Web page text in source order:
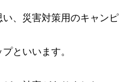
、災害対策用のキャンピ
といいます。